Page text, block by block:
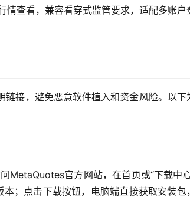
查看，兼容看穿式监管要求，适配多账户
接，避免恶意软件植入和资金风险。以下
MetaQuotes官方网站，在首页或“下载中
；点击下载按钮，电脑端直接获取安装包